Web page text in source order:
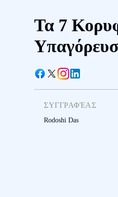
Τα 7
ΣΥΓΓΡΑΦΈΑΣ
Rodoshi Das